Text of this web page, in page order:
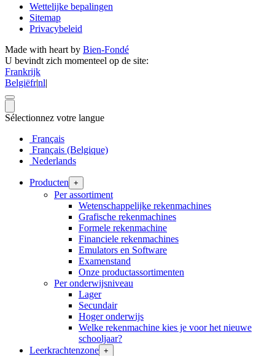
Wettelijke bepalingen
Sitemap
Privacybeleid
Made with heart by Bien-Fondé
U bevindt zich momenteel op de site:
Frankrijk
Belgiëfr|nl|
Sélectionnez votre langue
Français
Français (Belgique)
Nederlands
Producten +
Per assortiment
Wetenschappelijke rekenmachines
Grafische rekenmachines
Formele rekenmachine
Financiele rekenmachines
Emulators en Software
Examenstand
Onze productassortimenten
Per onderwijsniveau
Lager
Secundair
Hoger onderwijs
Welke rekenmachine kies je voor het nieuwe
schooljaar?
Leerkrachtenzone +